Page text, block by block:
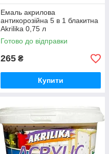
Емаль акрилова
антикорозійна 5 в 1 блакитна
Akrilika 0,75 л
Готово до відправки
265 ₴
Купити